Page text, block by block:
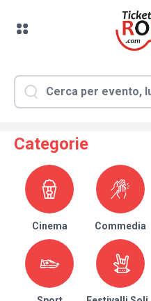
Categorie
Cinema Commedia